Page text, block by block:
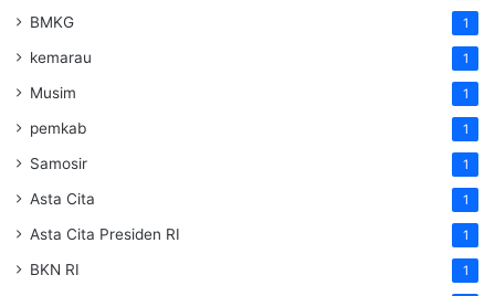
BMKG 1
kemarau 1
Musim 1
pemkab 1
Samosir 1
Asta Cita 1
Asta Cita Presiden RI 1
BKN RI 1